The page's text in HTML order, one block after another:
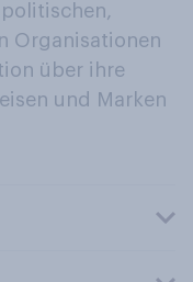
Organisationen
über ihre
und Marken